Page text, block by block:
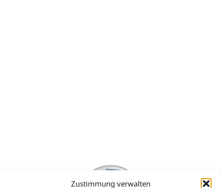
Zustimmung verwalten